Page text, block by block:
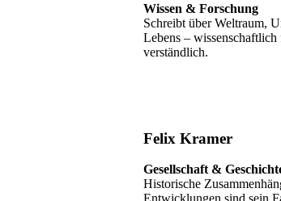
Wissen & Forschung
Schreibt über Weltraum,
Lebens –
verständlich.
Felix Kramer
Gesellschaft &
Historische